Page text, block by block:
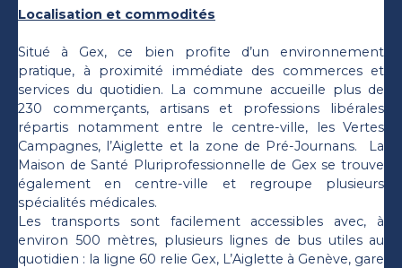
Localisation et commodités
Situé à Gex, ce bien profite d’un environnement
pratique, à proximité immédiate des commerces et
services du quotidien. La commune accueille plus de
230 commerçants, artisans et professions libérales
répartis notamment entre le centre-ville, les Vertes
Campagnes, l’Aiglette et la zone de Pré-Journans. La
Maison de Santé Pluriprofessionnelle de Gex se trouve
également en centre-ville et regroupe plusieurs
spécialités médicales.
Les transports sont facilement accessibles avec, à
environ 500 mètres, plusieurs lignes de bus utiles au
quotidien : la ligne 60 relie Gex, L’Aiglette à Genève, gare